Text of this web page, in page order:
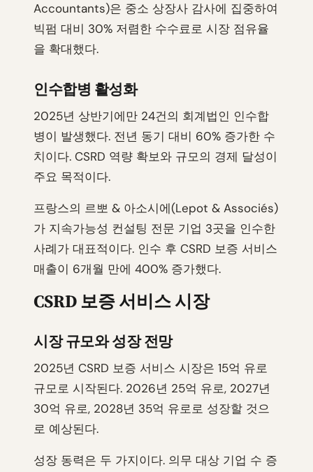
Accountants)은 중소 상장사 감사에 집중하여
빅펌 대비 30% 저렴한 수수료로 시장 점유율
을 확대했다.
인수합병 활성화
2025년 상반기에만 24건의 회계법인 인수합
병이 발생했다. 전년 동기 대비 60% 증가한 수
치이다. CSRD 역량 확보와 규모의 경제 달성이
주요 목적이다.
프랑스의 르뽀 & 아소시에(Lepot & Associés)
가 지속가능성 컨설팅 전문 기업 3곳을 인수한
사례가 대표적이다. 인수 후 CSRD 보증 서비스
매출이 6개월 만에 400% 증가했다.
CSRD 보증 서비스 시장
시장 규모와 성장 전망
2025년 CSRD 보증 서비스 시장은 15억 유로
규모로 시작된다. 2026년 25억 유로, 2027년
30억 유로, 2028년 35억 유로로 성장할 것으
로 예상된다.
성장 동력은 두 가지이다. 의무 대상 기업 수 증